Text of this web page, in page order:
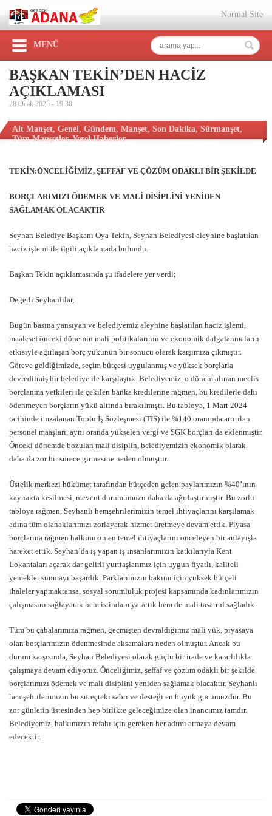
Normal Site
MENÜ
BAŞKAN TEKİN’DEN HACİZ
AÇIKLAMASI
28 Ocak 2025 - 19:30
Alt Manşet, Genel, Gündem, Manşet, Son Dakika, Sürmanşet,
Tüm Manşetler,Yerel Haberler
TEKİN:ÖNCELİĞİMİZ, ŞEFFAF VE ÇÖZÜM ODAKLI BİR ŞEKİLDE
BORÇLARIMIZI ÖDEMEK VE MALİ DİSİPLİNİ YENİDEN
SAĞLAMAK OLACAKTIR
Seyhan Belediye Başkanı Oya Tekin, Seyhan Belediyesi aleyhine başlatılan
haciz işlemi ile ilgili açıklamada bulundu.
Başkan Tekin açıklamasında şu ifadelere yer verdi;
Değerli Seyhanlılar,
Bugün basına yansıyan ve belediyemiz aleyhine başlatılan haciz işlemi,
maalesef önceki dönemin mali politikalarının ve ekonomik dalgalanmaların
etkisiyle ağırlaşan borç yükünün bir sonucu olarak karşımıza çıkmıştır.
Göreve geldiğimizde, seçim bütçesi uygulanmış ve yüksek borçlarla
devredilmiş bir belediye ile karşılaştık. Belediyemiz, o dönem alınan meclis
borçlanma yetkileri ile çekilen banka kredilerine rağmen, bu kredilerle dahi
ödenmeyen borçların yükü altında bırakılmıştı. Bu tabloya, 1 Mart 2024
tarihinde imzalanan Toplu İş Sözleşmesi (TİS) ile %140 oranında artırılan
personel maaşları, aynı oranda yükselen vergi ve SGK borçları da eklenmiştir.
Önceki dönemde bozulan mali disiplin, belediyemizin ekonomik olarak
daha da zor bir sürece girmesine neden olmuştur.
Üstelik merkezi hükümet tarafından bütçeden gelen paylarımızın %40’ının
kaynakta kesilmesi, mevcut durumumuzu daha da ağırlaştırmıştır. Bu zorlu
tabloya rağmen, Seyhanlı hemşehrilerimizin temel ihtiyaçlarını karşılamak
adına tüm olanaklarımızı zorlayarak hizmet üretmeye devam ettik. Piyasa
borçlarına rağmen halkımızın en temel ihtiyaçlarını önceleyen bir anlayışla
hareket ettik. Seyhan’da iş yapan iş insanlarımızın katkılarıyla Kent
Lokantaları açarak dar gelirli yurttaşlarımız için uygun fiyatlı, kaliteli
yemekler sunmayı başardık. Parklarımızın bakımı için yüksek bütçeli
ihaleler yapmaktansa, sosyal sorumluluk projesi kapsamında kadınlarımızın
çalışmasını sağlayarak hem istihdam yarattık hem de mali tasarruf sağladık.
Tüm bu çabalarımıza rağmen, geçmişten devraldığımız mali yük, piyasaya
olan borçlarımızın ödenmesinde aksamalara neden olmuştur. Ancak bu
durum karşısında, Seyhan Belediyesi olarak güçlü bir irade ve kararlılıkla
çalışmaya devam ediyoruz. Önceliğimiz, şeffaf ve çözüm odaklı bir şekilde
borçlarımızı ödemek ve mali disiplini yeniden sağlamak olacaktır. Seyhanlı
hemşehrilerimizin bu süreçteki sabrı ve desteği en büyük gücümüzdür. Bu
zor günlerin üstesinden hep birlikte geleceğimize olan inancımız tamdır.
Belediyemiz, halkımızın refahı için gereken her adımı atmaya devam
edecektir.